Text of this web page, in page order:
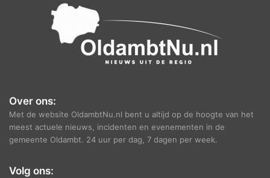
Over ons:
Met de website OldambtNu.nl bent u altijd op de hoogte van het
meest actuele nieuws, incidenten en evenementen in de
gemeente Oldambt. 24 uur per dag, 7 dagen per week.
Volg ons: